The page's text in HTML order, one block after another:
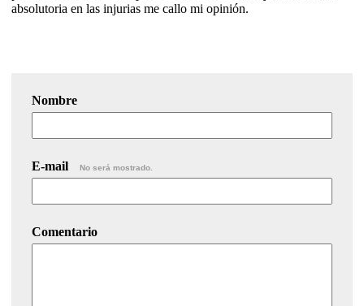
absolutoria en las injurias me callo mi opinión.
Nombre
E-mail No será mostrado.
Comentario